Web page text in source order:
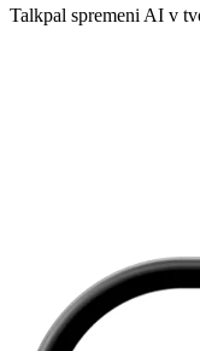
Talkpal spremeni AI v